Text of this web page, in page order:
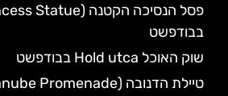
בבודפשט
שוק האוכל Hold utca בבודפשט
טיילת הדנובה (Danube Promenade)